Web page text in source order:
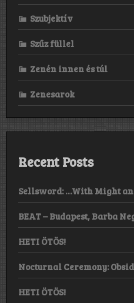
Szubjektív
Szűz füllel
Zenén innen és túl
Zenesarok
Recent Posts
Sellsword: …With Might
BEAT – Budapest, Barba
HETI ÖTÖS!
Nocturnal Ceremony:
HETI ÖTÖS!